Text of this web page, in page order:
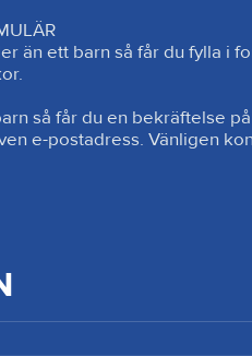
än ett barn så får du fylla i
så får du en bekräftelse
e-postadress. Vänligen